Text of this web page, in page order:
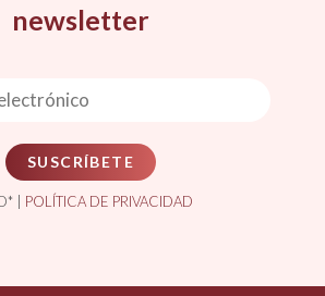
newsletter
SUSCRÍBETE
| POLÍTICA DE PRIVACIDAD